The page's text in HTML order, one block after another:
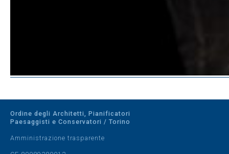
Ordine degli Architetti, Pianificatori
Paesaggisti e Conservatori / Torino
Amministrazione trasparente